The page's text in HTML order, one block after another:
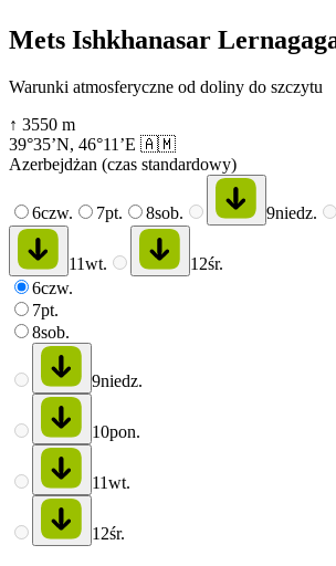
Mets Ishkhanasar
Warunki atmosferyczne od doliny do szczytu
↑ 3550 m
39°35’N, 46°11’E 🇦🇲
Azerbejdżan (czas standardowy)
6czw. 7pt. 8sob. 9niedz.
11wt. 12śr.
6czw.
7pt.
8sob.
9niedz.
10pon.
11wt.
12śr.